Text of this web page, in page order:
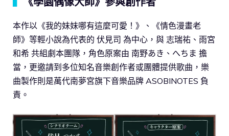
本作以《我的妹妹哪有這麼可愛！》、《情色漫畫老
師》等輕小說為代表的 伏見司 為中心，與 志瑞祐、雨宮
和希 共組劇本團隊，角色原案由 南野あき、へちま 擔
當，更邀請到多位知名音樂創作者或團體提供歌曲，樂
曲製作則是萬代南夢宮旗下音樂品牌 ASOBINOTES 負
責。